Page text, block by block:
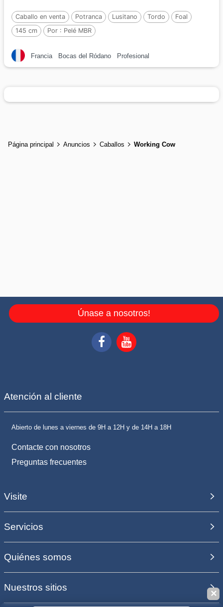
Caballo en venta Potranca Lusitano Tordo
Foal
145 cm
Por : Pelé MBR
Francia Bocas del Ródano Profesional
Página principal Anuncios Caballos Working Cow
Únase a nosotros!
Atención al cliente
Abierto de lunes a viernes de 9H a 12H y de 14H a 18H
Contacte con nosotros
Preguntas frecuentes
Visite
Servicios
Quiénes somos
Nuestros sitios
✕